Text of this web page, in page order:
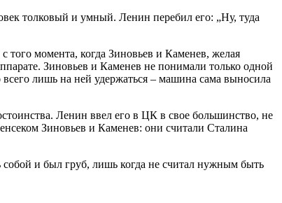
толковый и умный. Ленин перебил его: „Ну, туда
того момента, когда Зиновьев и Каменев, желая
Зиновьев и Каменев не понимали только одной
лишь на ней удержаться – машина сама выносила
Ленин ввел его в ЦК в свое большинство, не
Зиновьев и Каменев: они считали Сталина
собой и был груб, лишь когда не считал нужным быть